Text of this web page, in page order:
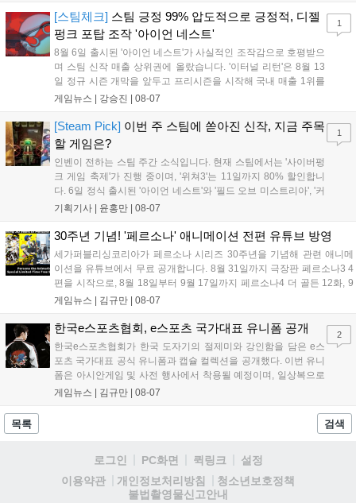
17일까지 이어지는 이번 행사는 신규 세트 체험과 공연 등 다양한 즐길
거리를 제공하며, 이후 현대백화점 판교점에서도 행사가 이어질 예정입
니다. 연말에는 라스베이거스 오픈이 개최됩니다....
[스팀체크] 스팀 긍정 99% 압도적으로 긍정적, 디젤
펑크 포탑 조작 '아이언 네스트'
8월 6일 출시된 '아이언 네스트'가 사실적인 조작감으로 호평받으
며 스팀 신작 매출 상위권에 올랐습니다. '이터널 리턴'은 8월 13
일 정규 시즌 개막을 앞두고 프리시즌을 시작해 국내 매출 1위를
기록했습니다. 25주년을 맞은 '고스트 리콘' 시리즈는 8월 6일 쇼
'마블 투혼: 파이팅 소울즈'와 레트로 수리 시뮬레이션 '리스토
리'도 스팀에 정식 출시되었습니다....
게임뉴스 | 강승진 08-07
1
[Steam Pick] 이번 주 스팀에 쏟아진 신작, 지금 주목
할 게임은?
인벤이 전하는 스팀 주간 소식입니다. 현재 스팀에서는 '사이버펑
크 게임 축제'가 진행 중이며, '위쳐3'는 11일까지 80% 할인합니
다. 6일 정식 출시된 '아이언 네스트'와 '필드 오브 미스트리아', '커
세어 코브'가 호평받고 있습니다. 한편, 7일 출시된 '마블 투혼'은
다. 유비소프트의 '고스트리콘: 와일드랜드'는 7년 만의 대규모 업
데이트 '라스트 라이츠'와 함께 95% 할인 중입니다....
기획기사 | 윤홍만 08-07
1
30주년 기념! '페르소나' 애니메이션 전편 유튜브 방영
세가퍼블리싱코리아가 페르소나 시리즈 30주년을 기념해 관련 애니메
이션을 유튜브에서 무료 공개합니다. 8월 31일까지 극장판 페르소나3 4
편을 시작으로, 8월 18일부터 9월 17일까지 페르소나4 더 골든 12화, 9
월 15일부터 10월 14일까지 페르소나5 시리즈가 순차 공개됩니다. 또한
영상 및 대형 전광판에 소개될 예정입니다....
게임뉴스 | 김규만 08-07
한국e스포츠협회, e스포츠 국가대표 유니폼 공개
한국e스포츠협회가 한국 도자기의 절제미와 강인함을 담은 e스
포츠 국가대표 공식 유니폼과 캡슐 컬렉션을 공개했다. 이번 유니
폼은 아시안게임 및 사전 행사에서 착용될 예정이며, 일상복으로
구성된 컬렉션은 오는 8월 28일부터 골스튜디오 공식 홈페이지
게임뉴스 | 김규만 08-07
2
목록 검색
로그인 PC화면 퀵링크
설정
이용약관
개인정보처리방침
청소년보호정책
불법촬영물신고안내